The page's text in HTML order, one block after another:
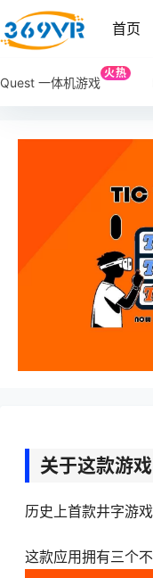
首页
Quest 一体机游戏
火热
关于这款游戏
历史上首款井字游
这款应用拥有三个